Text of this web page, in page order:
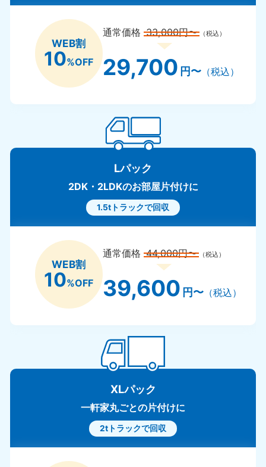
WEB割
10%OFF
通常価格33,000円〜 （税込）
29,700 円〜（税込）
Lパック
2DK・2LDKのお部屋片付けに
1.5tトラックで回収
WEB割
10%OFF
通常価格44,000円〜 （税込）
39,600 円〜（税込）
XLパック
一軒家丸ごとの片付けに
2tトラックで回収